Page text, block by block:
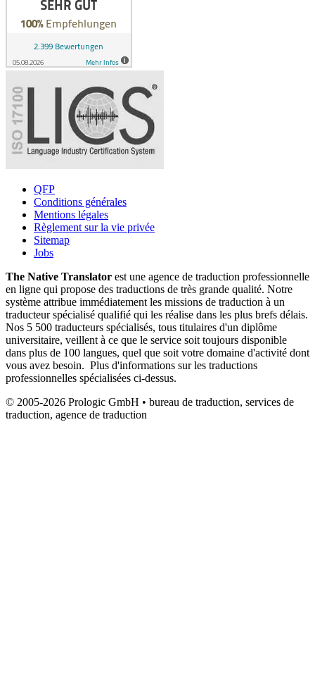
QFP
Conditions générales
Mentions légales
Règlement sur la vie privée
Sitemap
Jobs
The Native Translator est une agence de traduction professionnelle
en ligne qui propose des traductions de très grande qualité. Notre
système attribue immédiatement les missions de traduction à un
traducteur spécialisé qualifié qui les réalise dans les plus brefs délais.
Nos 5 500 traducteurs spécialisés, tous titulaires d'un diplôme
universitaire, veillent à ce que le service soit toujours disponible
dans plus de 100 langues, quel que soit votre domaine d'activité dont
vous avez besoin. Plus d'informations sur les traductions
professionnelles spécialisées ci-dessus.
© 2005-2026 Prologic GmbH • bureau de traduction, services de
traduction, agence de traduction